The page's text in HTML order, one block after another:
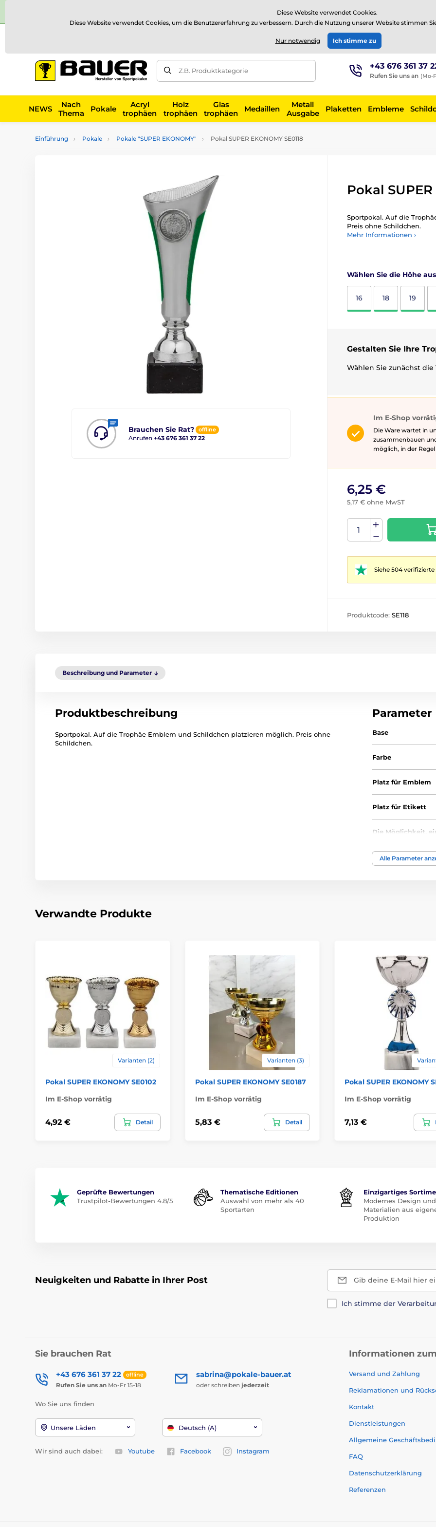
⭐Siehe 504 verifizierte Bewertungen aufTrustpilot
EUR
Z.B. Produktkategorie +43 676 361 37
Rufen Sie uns an (Mo-
NEWS
Nach
Thema
Pokale
Acryl
trophäen
Holz
trophäen
Glas
trophäen
Medaillen
Metall
Ausgabe
Plaketten Embleme
Einführung Pokale Pokale "SUPER EKONOMY" Pokal SUPER EKONOMY SE0118
Brauchen Sie Rat? offline
Anrufen +43 676 361 37 22
Pokal SUPER
Sportpokal. Auf die
Preis ohne Schildchen.
Mehr Informationen ›
Wählen Sie die Höhe
16 18 19
Gestalten Sie Ihre
Wählen Sie zunächst die
Im E-Shop
Die Ware wartet in
zusammenbauen
möglich, in der
6,25 €
5,17 € ohne MwST
Siehe 504
Produktcode: SE118
Beschreibung und Parameter
Produktbeschreibung
Sportpokal. Auf die Trophäe Emblem und Schildchen platzieren möglich. Preis ohne
Schildchen.
Parameter
Base
Farbe
Platz für Emblem
Platz für Etikett
Die Möglichkeit,
Durchmesse cm
Material
Bedruckung des
Alle Parameter
Verwandte Produkte
Varianten (2)
Pokal SUPER EKONOMY SE0102
Im E-Shop vorrätig
4,92 € Detail
Varianten (3)
Pokal SUPER EKONOMY SE0187
Im E-Shop vorrätig
5,83 € Detail
Pokal SUPER EKONOMY
Im E-Shop vorrätig
7,13 €
Geprüfte Bewertungen
Trustpilot-Bewertungen 4.8/5
Thematische Editionen
Auswahl von mehr als 40
Sportarten
Einzigartiges
Modernes Design und
Materialien aus
Produktion
Neuigkeiten und Rabatte in Ihrer Post Gib deine E-Mail hier
Ich stimme der
Sie brauchen Rat
+43 676 361 37 22 offline
Rufen Sie uns an Mo-Fr 15-18
sabrina@pokale-bauer.at
oder schreiben jederzeit
Wo Sie uns finden
Unsere Läden Deutsch (A)
Wir sind auch dabei: Youtube Facebook Instagram
Informationen
Versand und Zahlung
Reklamationen und
Kontakt
Dienstleistungen
Allgemeine
FAQ
Datenschutzerklärung
Referenzen
Diese Website verwendet Cookies.
Diese Website verwendet Cookies, um die Benutzererfahrung zu verbessern. Durch die Nutzung unserer Website stimmen
Nur notwendig Ich stimme zu